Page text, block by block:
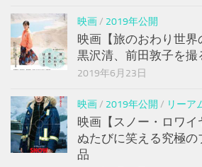
映画/ 2019年公開
映画【旅のおわり世界
黒沢清、前田敦子を撮
2019年6月23日
映画/ 2019年公開 / リーア
映画【スノー・ロワ
ぬたびに笑える究極
品